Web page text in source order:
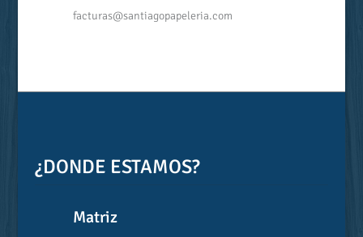
facturas@santiagopapeleria.com
¿DONDE ESTAMOS?
Matriz